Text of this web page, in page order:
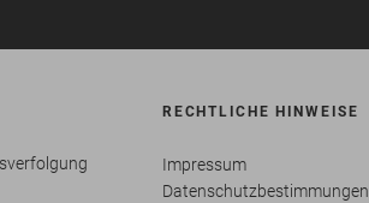
RECHTLICHE HINWEISE
Impressum
Datenschutzbestimmungen